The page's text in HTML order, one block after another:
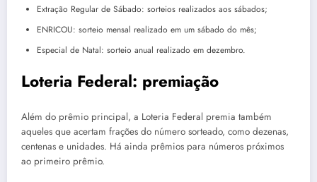
Extração Regular de Sábado: sorteios realizados aos sábados;
ENRICOU: sorteio mensal realizado em um sábado do mês;
Especial de Natal: sorteio anual realizado em dezembro.
Loteria Federal: premiação
Além do prêmio principal, a Loteria Federal premia também
aqueles que acertam frações do número sorteado, como dezenas,
centenas e unidades. Há ainda prêmios para números próximos
ao primeiro prêmio.